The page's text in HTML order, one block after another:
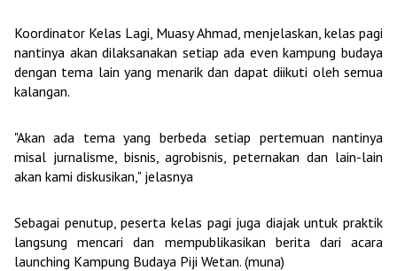
Koordinator Kelas Lagi, Muasy Ahmad, menjelaskan, kelas pagi
nantinya akan dilaksanakan setiap ada even kampung budaya
dengan tema lain yang menarik dan dapat diikuti oleh semua
kalangan.
"Akan ada tema yang berbeda setiap pertemuan nantinya
misal jurnalisme, bisnis, agrobisnis, peternakan dan lain-lain
akan kami diskusikan," jelasnya
Sebagai penutup, peserta kelas pagi juga diajak untuk praktik
langsung mencari dan mempublikasikan berita dari acara
launching Kampung Budaya Piji Wetan. (muna)